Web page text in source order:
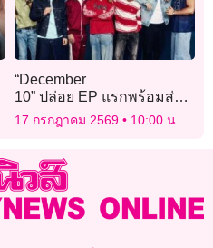
“December
10” ปล่อย EP แรกพร้อมส่ง
เพลงใหม่ “Us Against The
World” เอาใจแฟนๆ
17 กรกฎาคม 2569 10:00 น.